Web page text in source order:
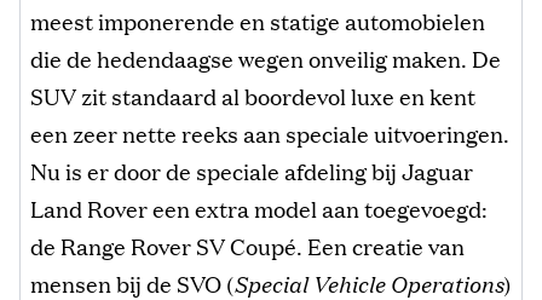
meest imponerende en statige automobielen
die de hedendaagse wegen onveilig maken. De
SUV zit standaard al boordevol luxe en kent
een zeer nette reeks aan speciale uitvoeringen.
Nu is er door de speciale afdeling bij Jaguar
Land Rover een extra model aan toegevoegd:
de Range Rover SV Coupé. Een creatie van
mensen bij de SVO (Special Vehicle Operations)